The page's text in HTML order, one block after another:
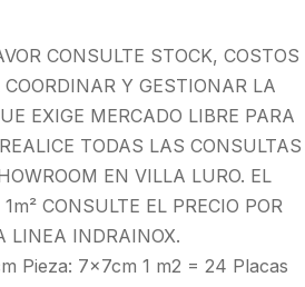
CONSULTE STOCK, COSTOS
Y GESTIONAR LA
EXIGE MERCADO LIBRE PARA
TODAS LAS CONSULTAS
EN VILLA LURO. EL
CONSULTE EL PRECIO POR
LINEA INDRAINOX.
Pieza: 7x7cm 1 m2 = 24 Placas